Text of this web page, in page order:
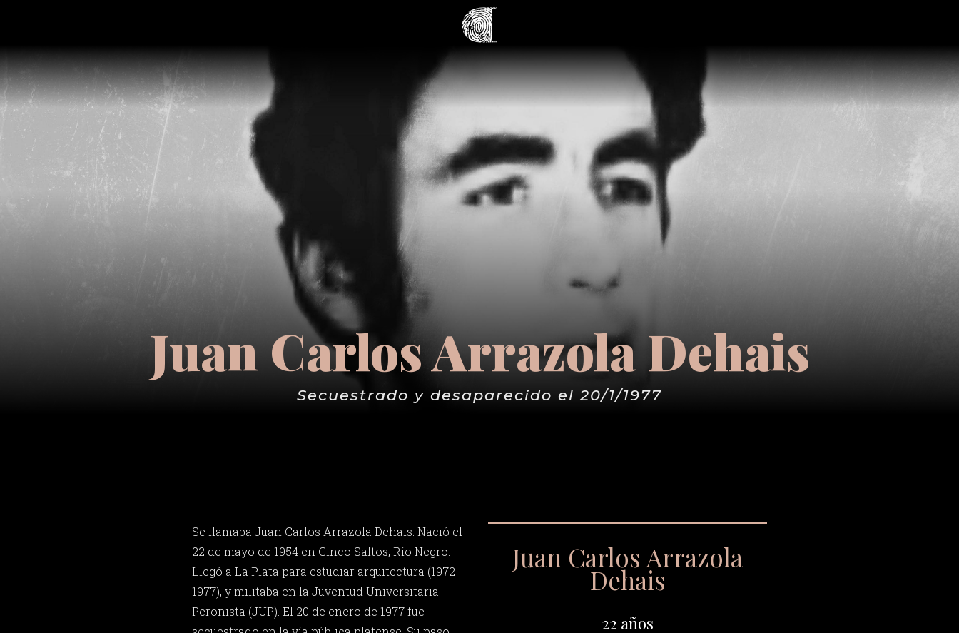
Juan Carlos Arrazola Dehais
Secuestrado y desaparecido el 20/1/1977
Se llamaba Juan Carlos Arrazola Dehais. Nació el
22 de mayo de 1954 en Cinco Saltos, Río Negro.
Llegó a La Plata para estudiar arquitectura (1972-
1977), y militaba en la Juventud Universitaria
Peronista (JUP). El 20 de enero de 1977 fue
Juan Carlos Arrazola
Dehais
22 años